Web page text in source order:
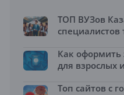
ТОП ВУЗов
специалистов
Как оформить
для взрослых
Топ сайтов с